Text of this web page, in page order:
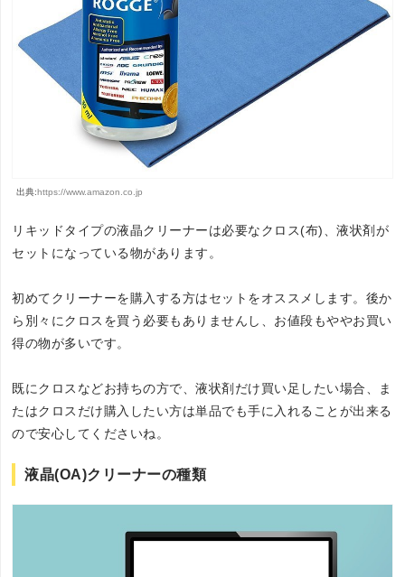
出典:https://www.amazon.co.jp
リキッドタイプの液晶クリーナーは必要なクロス(布)、液状剤が
セットになっている物があります。
初めてクリーナーを購入する方はセットをオススメします。後か
ら別々にクロスを買う必要もありませんし、お値段もややお買い
得の物が多いです。
既にクロスなどお持ちの方で、液状剤だけ買い足したい場合、ま
たはクロスだけ購入したい方は単品でも手に入れることが出来る
ので安心してくださいね。
液晶(OA)クリーナーの種類